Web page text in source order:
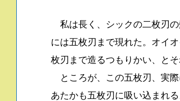
私は長く、シックの二枚刃
には五枚刃まで現れた。オイ
枚刃まで造るつもりかい、と
ところが、この五枚刃、実
あたかも五枚刃に吸い込まれ